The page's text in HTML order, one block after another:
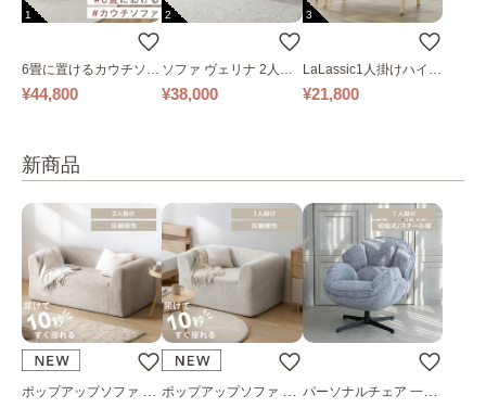
1
6畳に置けるカウチソフ
ァ｜ベージュ
¥44,800
2
ソファ ヴェリナ 2人掛
け
¥38,000
3
LaLassic1人掛けハイバ
ックソファ ワイド
¥21,800
新商品
ポップアップソファ ソ ポップアップソファ ソ パーソナルチェア 一人